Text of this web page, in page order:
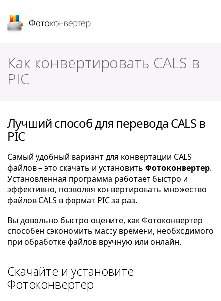
Как конвертировать CALS в
PIC
Лучший способ для перевода CALS в
PIC
Самый удобный вариант для конвертации CALS
файлов – это скачать и установить Фотоконвертер.
Установленная программа работает быстро и
эффективно, позволяя конвертировать множество
файлов CALS в формат PIC за раз.
Вы довольно быстро оцените, как Фотоконвертер
способен сэкономить массу времени, необходимого
при обработке файлов вручную или онлайн.
Скачайте и установите
Фотоконвертер